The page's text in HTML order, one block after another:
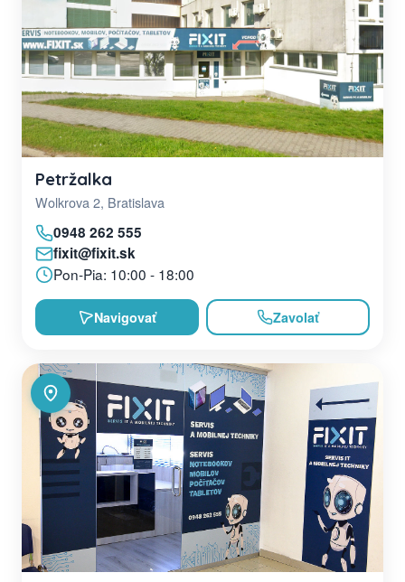
Petržalka
Wolkrova 2, Bratislava
0948 262 555
fixit@fixit.sk
Pon-Pia: 10:00 - 18:00
Navigovať Zavolať